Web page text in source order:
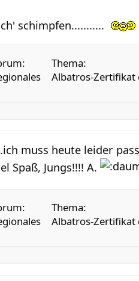
schimpfen...........
Thema:
Albatros-Zertifikat
muss heute leider
Spaß, Jungs!!!! A.
Thema:
Albatros-Zertifikat